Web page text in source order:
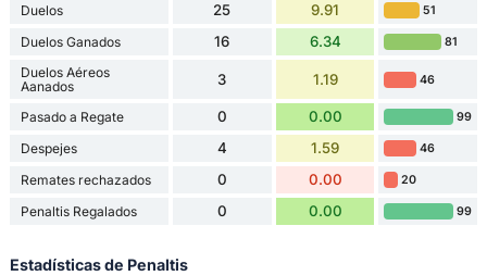
Duelos 25 9.91 51
Duelos Ganados 16 6.34 81
Duelos Aéreos
Aanados
3 1.19 46
Pasado a Regate 0 0.00 99
Despejes 4 1.59 46
Remates rechazados 0 0.00 20
Penaltis Regalados 0 0.00 99
Estadísticas de Penaltis